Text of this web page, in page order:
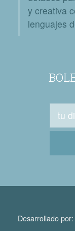
y creativa
lenguajes
Desarrollado por: